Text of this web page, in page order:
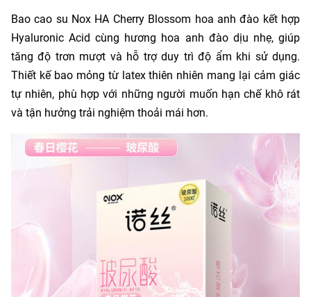
Bao cao su Nox HA Cherry Blossom hoa anh đào kết hợp
Hyaluronic Acid cùng hương hoa anh đào dịu nhẹ, giúp
tăng độ trơn mượt và hỗ trợ duy trì độ ẩm khi sử dụng.
Thiết kế bao mỏng từ latex thiên nhiên mang lại cảm giác
tự nhiên, phù hợp với những người muốn hạn chế khô rát
và tận hưởng trải nghiệm thoải mái hơn.